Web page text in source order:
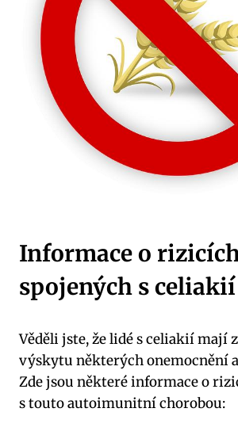
Informace o
spojených s celiakií
Věděli jste, že lidé s celiakií mají
výskytu některých onemocnění
Zde jsou některé informace o
s touto autoimunitní chorobou: